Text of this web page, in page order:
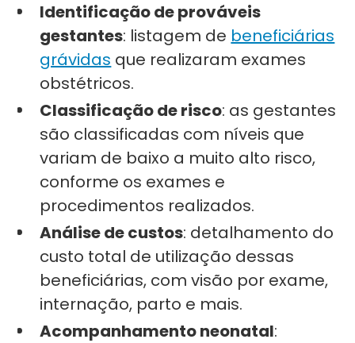
Identificação de prováveis
gestantes: listagem de beneficiárias
grávidas que realizaram exames
obstétricos.
Classificação de risco: as gestantes
são classificadas com níveis que
variam de baixo a muito alto risco,
conforme os exames e
procedimentos realizados.
Análise de custos: detalhamento do
custo total de utilização dessas
beneficiárias, com visão por exame,
internação, parto e mais.
Acompanhamento neonatal: